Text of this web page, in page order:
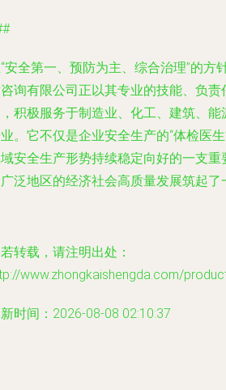
安全第一、预防为主、综合治理”的方
询有限公司正以其专业的技能、负
积极服务于制造业、化工、建筑、
。它不仅是企业安全生产的“体检医
安全生产形势持续稳定向好的一支
泛地区的经济社会高质量发展筑起了
转载，请注明出处：
www.zhongkaishengda.com/
时间：2026-08-08 02:10:37